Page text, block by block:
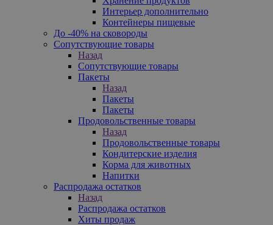
Интерьер дополнительно
Контейнеры пищевые
До -40% на сковороды
Сопутствующие товары
Назад
Сопутствующие товары
Пакеты
Назад
Пакеты
Пакеты
Продовольственные товары
Назад
Продовольственные товары
Кондитерские изделия
Корма для животных
Напитки
Распродажа остатков
Назад
Распродажа остатков
Хиты продаж